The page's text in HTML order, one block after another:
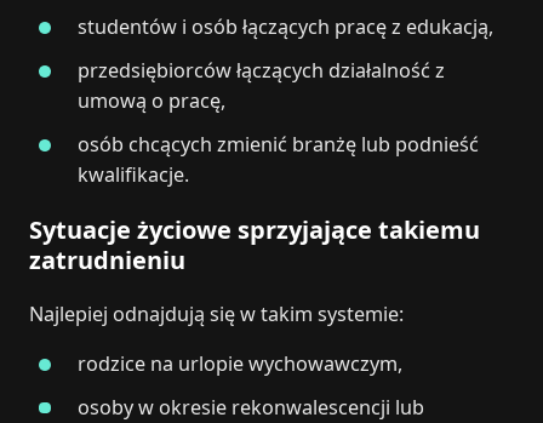
studentów i osób łączących pracę z edukacją,
przedsiębiorców łączących działalność z
umową o pracę,
osób chcących zmienić branżę lub podnieść
kwalifikacje.
Sytuacje życiowe sprzyjające takiemu
zatrudnieniu
Najlepiej odnajdują się w takim systemie:
rodzice na urlopie wychowawczym,
osoby w okresie rekonwalescencji lub